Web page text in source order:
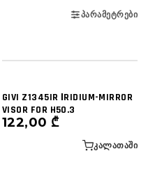
ᲞᲐᲠᲐᲛᲔᲢᲠᲔᲑᲘ
GIVI Z1345IR ΙRIDIUM-MIRROR
VISOR FOR H50.3
122,00 ₾
ᲙᲐᲚᲐᲗᲐᲨᲘ